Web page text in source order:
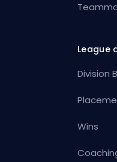
League
Division
Wins